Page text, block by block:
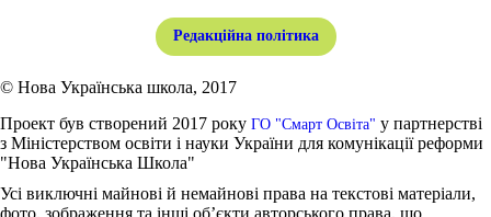
Редакційна політика
© Нова Українська школа, 2017
Проект був створений 2017 року ГО "Смарт Освіта" у партнерстві
з Міністерством освіти і науки України для комунікації реформи
"Нова Українська Школа"
Усі виключні майнові й немайнові права на текстові матеріали,
фото, зображення та інші об’єкти авторського права, що